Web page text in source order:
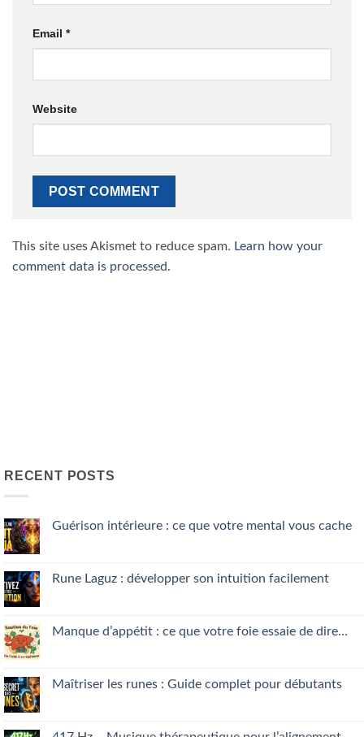
Email *
Website
This site uses Akismet to reduce spam. Learn how your
comment data is processed.
RECENT POSTS
Guérison intérieure : ce que votre mental vous cache
Guérison
intérieure
votre
mental
Rune Laguz : développer son intuition facilement
Rune
Laguz
intuition
facilement
Manque d’appétit : ce que votre foie essaie de dire…
Manque
d’appétit
votre
Maîtriser les runes : Guide complet pour débutants
Maîtriser